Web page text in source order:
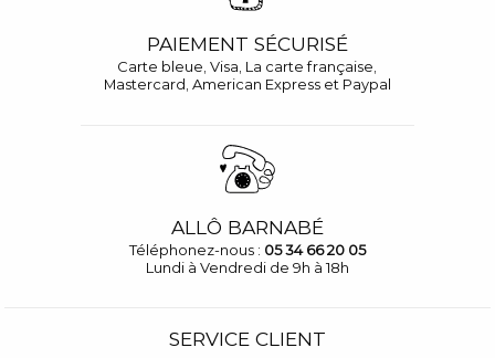
PAIEMENT SÉCURISÉ
Carte bleue, Visa, La carte française,
Mastercard, American Express et Paypal
ALLÔ BARNABÉ
Téléphonez-nous : 05 34 66 20 05
Lundi à Vendredi de 9h à 18h
SERVICE CLIENT